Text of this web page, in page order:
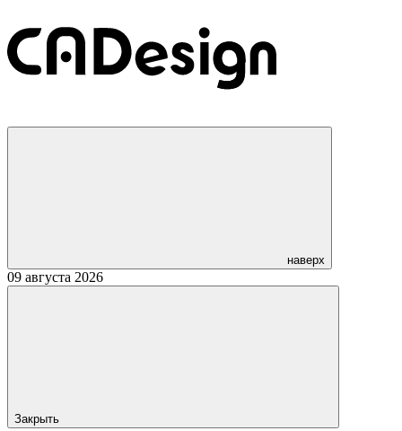
наверх
09 августа 2026
Закрыть